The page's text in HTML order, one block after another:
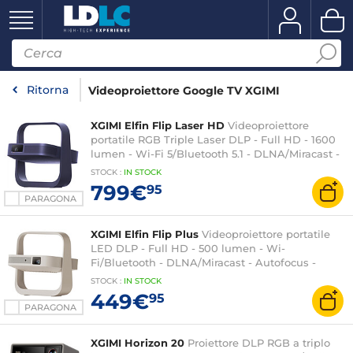
Ritorna Videoproiettore Google TV XGIMI
PARAGONA
XGIMI Elfin Flip Laser HD Videoproiettore
portatile RGB Triple Laser DLP - Full HD - 1600
lumen - Wi-Fi 5/Bluetooth 5.1 - DLNA/Miracast -
Autofocus - Google TV - HDMI (eARC)/USB 2.0 -
Audio Harman Kardon 1x 7W Dolby Audio
STOCK : IN STOCK
799€95
PARAGONA
XGIMI Elfin Flip Plus Videoproiettore portatile
LED DLP - Full HD - 500 lumen - Wi-
Fi/Bluetooth - DLNA/Miracast - Autofocus -
Google TV - HDMI (ARC)/USB - Audio 2x 3W
Dolby Audio
STOCK : IN STOCK
449€95
XGIMI Horizon 20 Proiettore DLP RGB a triplo